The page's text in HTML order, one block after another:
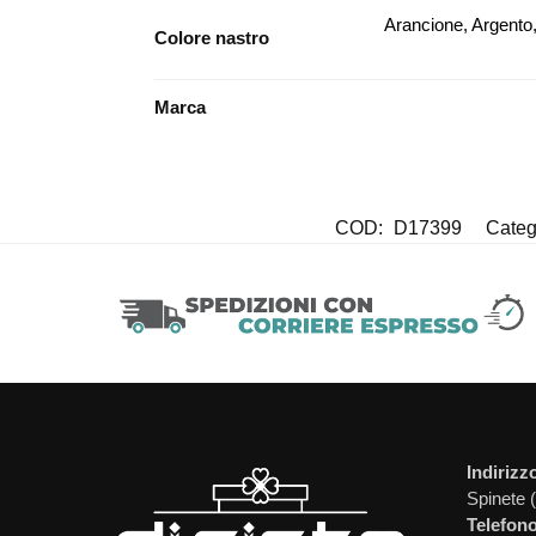
Colore nastro
Arancione,
Marca
COD: D17399
Spinete